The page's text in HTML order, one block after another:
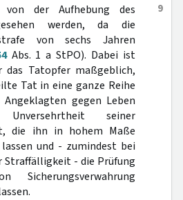
9
der Aufhebung des
werden, da die
von sechs Jahren
Abs. 1 a StPO). Dabei ist
das Tatopfer maßgeblich,
Tat in eine ganze Reihe
gegen Leben
seiner
die ihn in hohem Maße
und - zumindest bei
Straffälligkeit - die Prüfung